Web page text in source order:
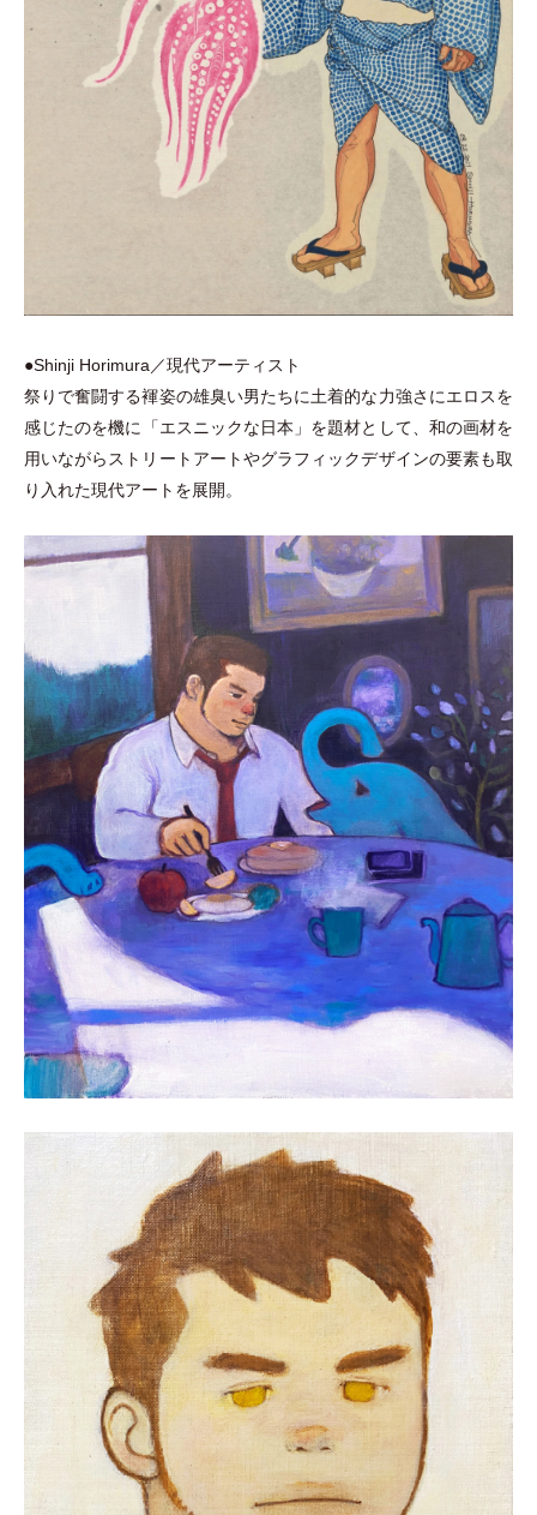
●Shinji Horimura／現代アーティスト
祭りで奮闘する褌姿の雄臭い男たちに土着的な力強さにエロスを
感じたのを機に
「エスニックな日本 」 を題材として、和の画材を
用いながらストリートアートやグラフィックデザインの要素も取
り入れた現代アートを展開。